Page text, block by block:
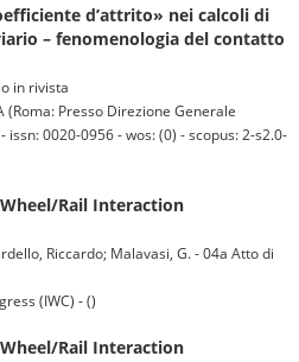
d’attrito» nei calcoli di
– fenomenologia del contatto
in rivista
(Roma: Presso Direzione Generale
issn: 0020-0956 - wos: (0) - scopus: 2-s2.0-
Rail Interaction
Riccardo; Malavasi, G. - 04a Atto di
(IWC) - ()
Rail Interaction